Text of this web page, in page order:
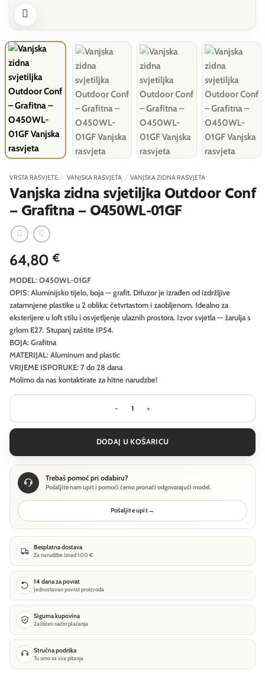
VRSTA RASVJETE / VANJSKA RASVJETA / VANJSKA ZIDNA RASVJETA
Vanjska zidna svjetiljka Outdoor Conf
– Grafitna – O450WL-01GF
64,80 €
MODEL: O450WL-01GF
OPIS: Aluminijsko tijelo, boja — grafit. Difuzor je izrađen od izdržljive
zatamnjene plastike u 2 oblika: četvrtastom i zaobljenom. Idealno za
eksterijere u loft stilu i osvjetljenje ulaznih prostora. Izvor svjetla — žarulja s
grlom E27. Stupanj zaštite IP54.
BOJA: Grafitna
MATERIJAL: Aluminum and plastic
VRIJEME ISPORUKE: 7 do 28 dana
Molimo da nas kontaktirate za hitne narudzbe!
Vanjska zidna svjetiljka Outdoor
DODAJ U KOŠARICU
Trebaš pomoć pri odabiru?
Pošaljite nam upit i pomoći ćemo pronaći odgovarajući model.
Pošaljite upit→
Besplatna dostava
Za narudžbe iznad 100 €
14 dana za povrat
Jednostavan povrat proizvoda
Sigurna kupovina
Zaštićen način plaćanja
Stručna podrška
Tu smo za sva pitanja